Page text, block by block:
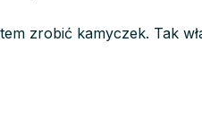
zrobić kamyczek. Tak